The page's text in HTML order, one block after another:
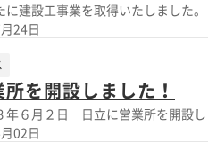
24日
を開設しました！
02日